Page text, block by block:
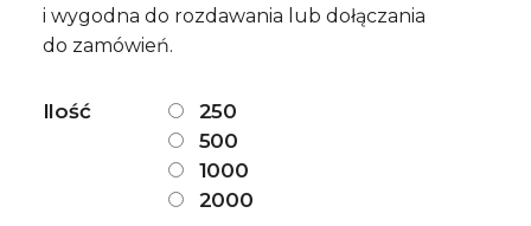
i wygodna do rozdawania lub dołączania
do zamówień.
Ilość
250
500
1000
2000